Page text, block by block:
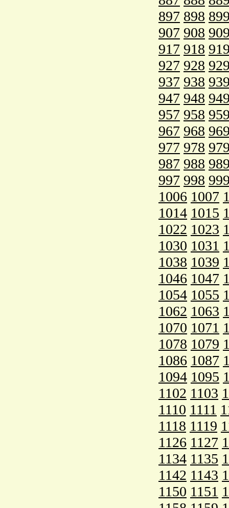
897 898
907 908
917 918
927 928
937 938
947 948
957 958
967 968
977 978
987 988
997 998
1006 1007
1014 1015
1022 1023
1030 1031
1038 1039
1046 1047
1054 1055
1062 1063
1070 1071
1078 1079
1086 1087
1094 1095
1102 1103
1110 1111
1118 1119
1126 1127
1134 1135
1142 1143
1150 1151